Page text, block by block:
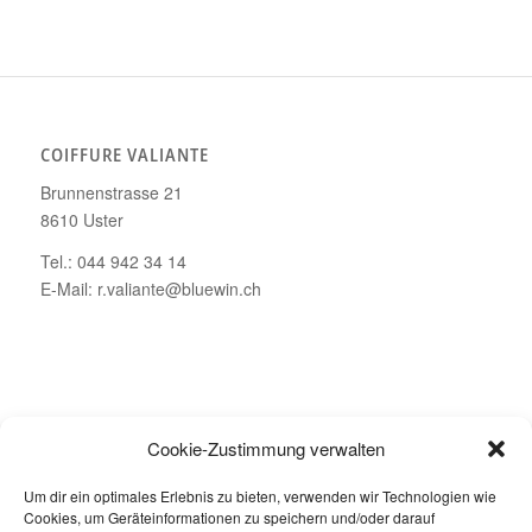
Cookie-Zustimmung verwalten
Um dir ein optimales Erlebnis zu bieten, verwenden wir Technologien wie
Cookies, um Geräteinformationen zu speichern und/oder darauf
COIFFURE VALIANTE
Brunnenstrasse 21
8610 Uster
Tel.: 044 942 34 14
E-Mail: r.valiante@bluewin.ch
Dienstag bis Freitag: 08.00 – 19.00 Uhr